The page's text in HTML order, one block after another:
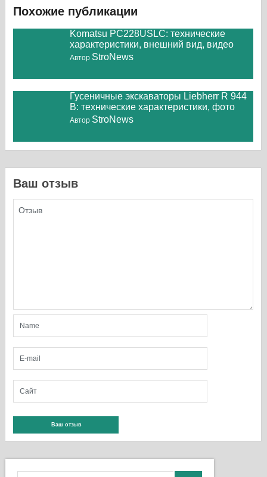
Похожие публикации
Komatsu PC228USLC: технические
характеристики, внешний вид, видео
Автор StroNews
Гусеничные экскаваторы Liebherr R 944
B: технические характеристики, фото
Автор StroNews
Ваш отзыв